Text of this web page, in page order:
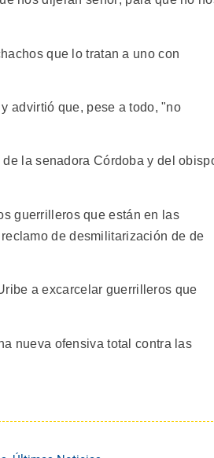
que lo tratan a uno con
advirtió que, pese a todo, "no
la senadora Córdoba y del
guerrilleros que están en las
de desmilitarización de de
a excarcelar guerrilleros que
nueva ofensiva total contra las